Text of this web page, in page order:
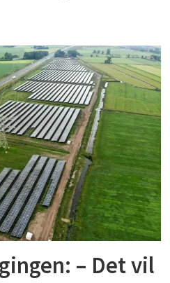
– Det vil